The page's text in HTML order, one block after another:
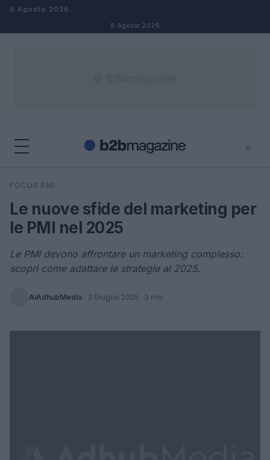
Salta al contenuto
8 Agosto 2026
8 Agosto 2026
⌕
Cerca
FOCUS PMI
Le nuove sfide del marketing per
le PMI nel 2025
Le PMI devono affrontare un marketing complesso:
scopri come adattare le strategie al 2025.
AiAdhubMedia · 3 Giugno 2025 · 3 min